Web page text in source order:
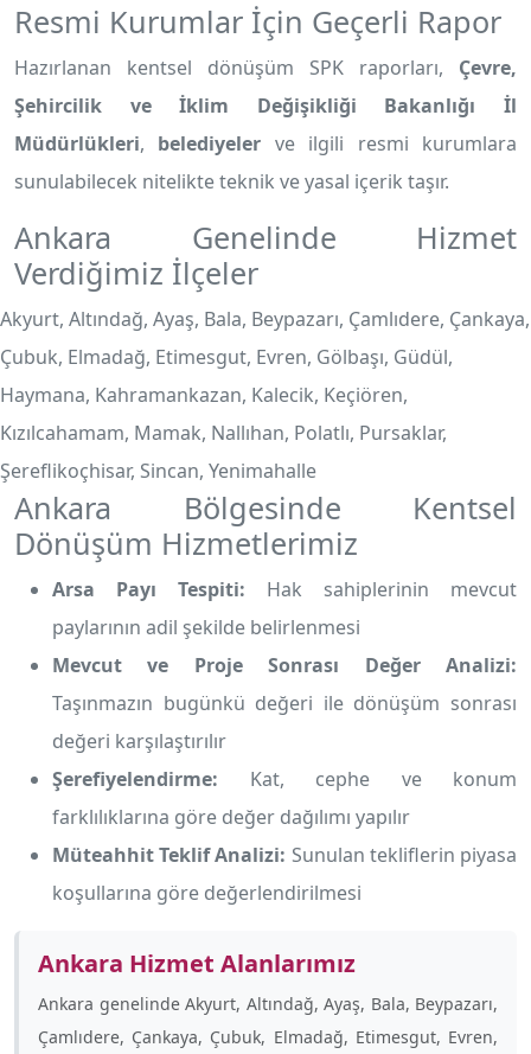
Resmi Kurumlar İçin Geçerli Rapor
Hazırlanan kentsel dönüşüm SPK raporları, Çevre,
Şehircilik ve İklim Değişikliği Bakanlığı İl
Müdürlükleri, belediyeler ve ilgili resmi kurumlara
sunulabilecek nitelikte teknik ve yasal içerik taşır.
Ankara Genelinde Hizmet
Verdiğimiz İlçeler
Akyurt, Altındağ, Ayaş, Bala, Beypazarı, Çamlıdere, Çankaya,
Çubuk, Elmadağ, Etimesgut, Evren, Gölbaşı, Güdül,
Haymana, Kahramankazan, Kalecik, Keçiören,
Kızılcahamam, Mamak, Nallıhan, Polatlı, Pursaklar,
Şereflikoçhisar, Sincan, Yenimahalle
Ankara Bölgesinde Kentsel
Dönüşüm Hizmetlerimiz
Arsa Payı Tespiti: Hak sahiplerinin mevcut
paylarının adil şekilde belirlenmesi
Mevcut ve Proje Sonrası Değer Analizi:
Taşınmazın bugünkü değeri ile dönüşüm sonrası
değeri karşılaştırılır
Şerefiyelendirme: Kat, cephe ve konum
farklılıklarına göre değer dağılımı yapılır
Müteahhit Teklif Analizi: Sunulan tekliflerin piyasa
koşullarına göre değerlendirilmesi
Ankara Hizmet Alanlarımız
Ankara genelinde Akyurt, Altındağ, Ayaş, Bala, Beypazarı,
Çamlıdere, Çankaya, Çubuk, Elmadağ, Etimesgut, Evren,